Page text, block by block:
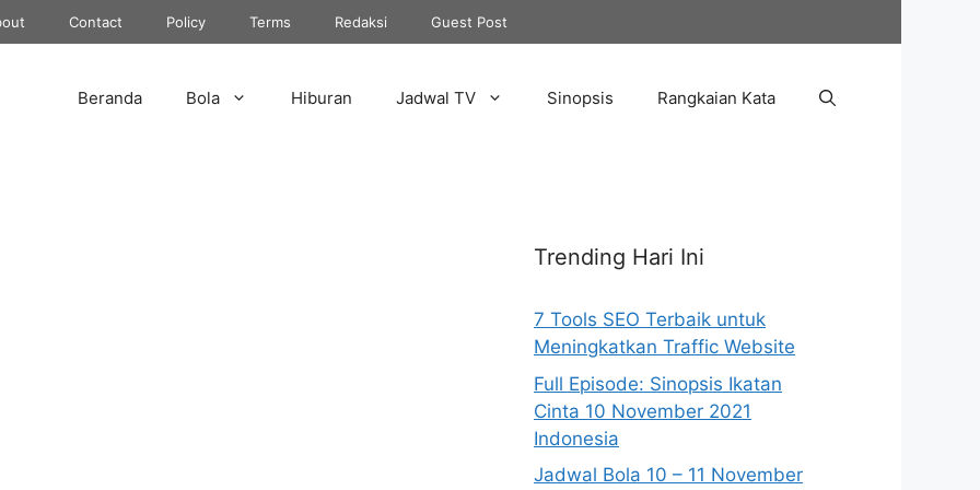
Contact Policy Terms Redaksi Guest Post
Beranda Bola Hiburan Jadwal TV Sinopsis Rangkaian Kata
Trending Hari Ini
7 Tools SEO Terbaik untuk
Meningkatkan Traffic Website
Full Episode: Sinopsis Ikatan
Cinta 10 November 2021
Indonesia
Jadwal Bola 10 – 11 November